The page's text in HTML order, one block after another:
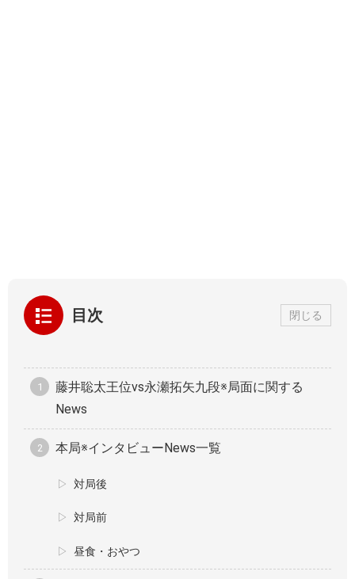
目次 閉じる
藤井聡太王位vs永瀬拓矢九段※局面に関する
News
本局※インタビューNews一覧
対局後
対局前
昼食・おやつ